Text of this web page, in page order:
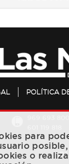
POLÍTICA
para
posible,
o